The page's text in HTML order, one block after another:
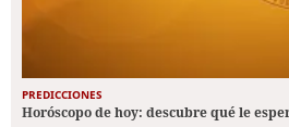
PREDICCIONES
Horóscopo de hoy: descubre qué le